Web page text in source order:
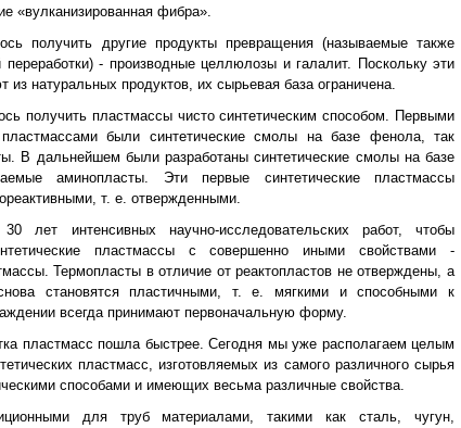
«вулканизированная фибра».
получить другие продукты превращения (называемые также
переработки) - производные целлюлозы и галалит. Поскольку эти
из натуральных продуктов, их сырьевая база ограничена.
получить пластмассы чисто синтетическим способом. Первыми
пластмассами были синтетические смолы на базе фенола, так
В дальнейшем были разработаны синтетические смолы на базе
аминопласты. Эти первые синтетические пластмассы
т. е. отвержденными.
лет интенсивных научно-исследовательских работ, чтобы
пластмассы с совершенно иными свойствами -
Термопласты в отличие от реактопластов не отверждены, а
становятся пластичными, т. е. мягкими и способными к
всегда принимают первоначальную форму.
пластмасс пошла быстрее. Сегодня мы уже располагаем целым
пластмасс, изготовляемых из самого различного сырья
способами и имеющих весьма различные свойства.
для труб материалами, такими как сталь, чугун,